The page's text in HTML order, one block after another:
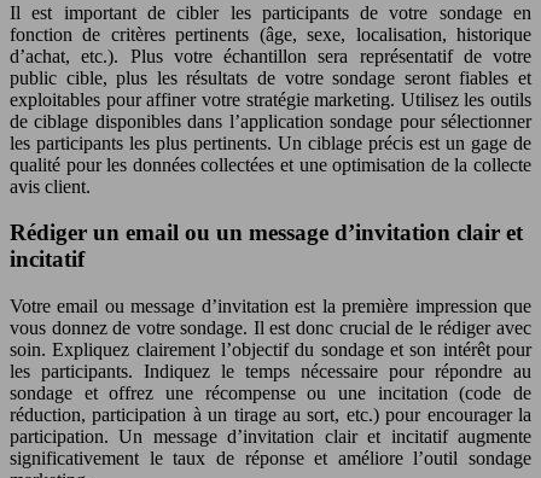
Il est important de cibler les participants de votre sondage en
fonction de critères pertinents (âge, sexe, localisation, historique
d’achat, etc.). Plus votre échantillon sera représentatif de votre
public cible, plus les résultats de votre sondage seront fiables et
exploitables pour affiner votre stratégie marketing. Utilisez les outils
de ciblage disponibles dans l’application sondage pour sélectionner
les participants les plus pertinents. Un ciblage précis est un gage de
qualité pour les données collectées et une optimisation de la collecte
avis client.
Rédiger un email ou un message d’invitation clair et
incitatif
Votre email ou message d’invitation est la première impression que
vous donnez de votre sondage. Il est donc crucial de le rédiger avec
soin. Expliquez clairement l’objectif du sondage et son intérêt pour
les participants. Indiquez le temps nécessaire pour répondre au
sondage et offrez une récompense ou une incitation (code de
réduction, participation à un tirage au sort, etc.) pour encourager la
participation. Un message d’invitation clair et incitatif augmente
significativement le taux de réponse et améliore l’outil sondage